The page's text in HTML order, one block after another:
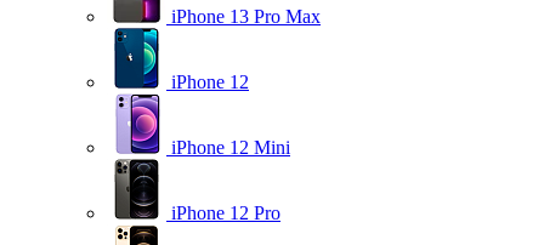
iPhone 13 Pro Max
iPhone 12
iPhone 12 Mini
iPhone 12 Pro